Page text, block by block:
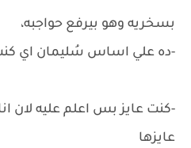
بسخريه وهو بيرفع حواجبه،
-ده علي اساس سُليمان اي
-كنت عايز بس اعلم عليه لان
عايزها